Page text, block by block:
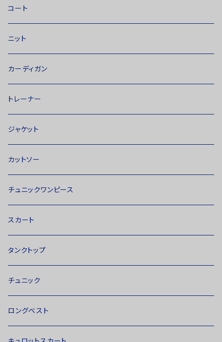
コート
ニット
カーディガン
トレーナー
ジャケット
カットソー
チュニックワンピース
スカート
タンクトップ
チュニック
ロングベスト